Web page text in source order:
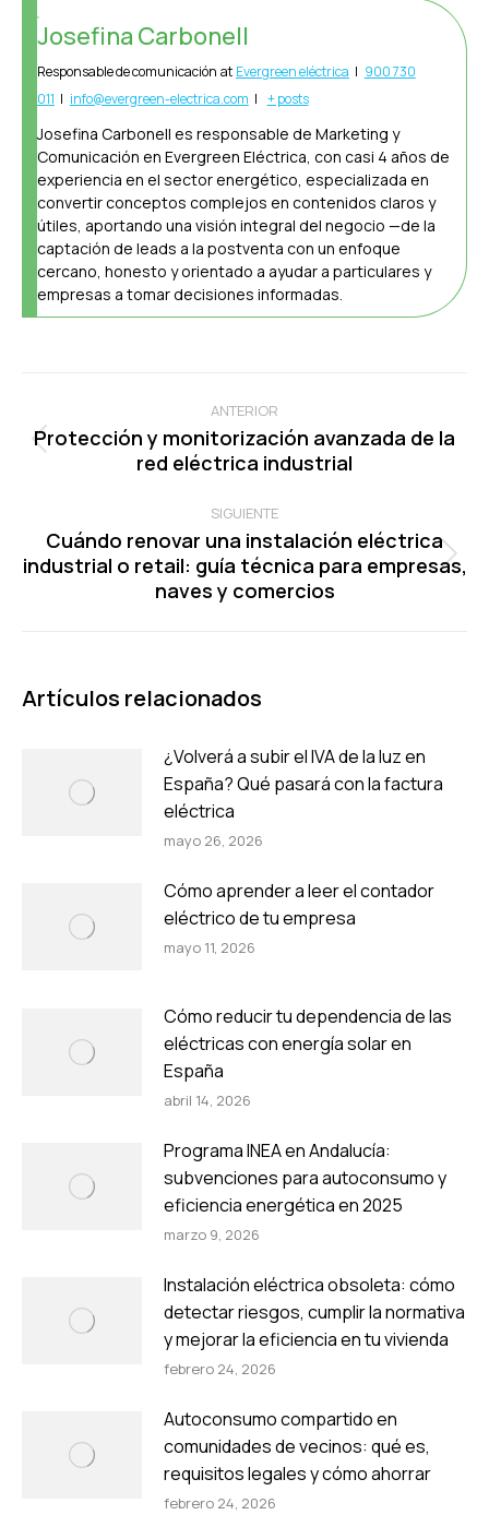
Josefina Carbonell
Responsable de comunicación at Evergreen eléctrica | 900 730
011 | info@evergreen-electrica.com | + posts
Josefina Carbonell es responsable de Marketing y
Comunicación en Evergreen Eléctrica, con casi 4 años de
experiencia en el sector energético, especializada en
convertir conceptos complejos en contenidos claros y
útiles, aportando una visión integral del negocio —de la
captación de leads a la postventa con un enfoque
cercano, honesto y orientado a ayudar a particulares y
empresas a tomar decisiones informadas.
entre
publicaciones
ANTERIOR
Publicación
anterior:
Protección y monitorización avanzada de la
red eléctrica industrial
SIGUIENTE
Publicación
siguiente:
Cuándo renovar una instalación eléctrica
industrial o retail: guía técnica para empresas,
naves y comercios
Artículos relacionados
¿Volverá a subir el IVA de la luz en
España? Qué pasará con la factura
eléctrica
mayo 26, 2026
Cómo aprender a leer el contador
eléctrico de tu empresa
mayo 11, 2026
Cómo reducir tu dependencia de las
eléctricas con energía solar en
España
abril 14, 2026
Programa INEA en Andalucía:
subvenciones para autoconsumo y
eficiencia energética en 2025
marzo 9, 2026
Instalación eléctrica obsoleta: cómo
detectar riesgos, cumplir la normativa
y mejorar la eficiencia en tu vivienda
febrero 24, 2026
Autoconsumo compartido en
comunidades de vecinos: qué es,
requisitos legales y cómo ahorrar
febrero 24, 2026